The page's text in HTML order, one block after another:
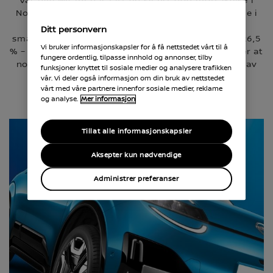
Norge siden lanseringen i slutten av 2025. Allerede i
2026 er MICRA den mestselgende elbilen i
småbilsegmentet, med en markedsandel på hele 26,5
% – klart foran neste konkurrent. Tall fra OFV* viser at
norske elbilkunder setter pris på kombinasjonen av
moderne design, effektiv elektrisk drivlinje og
praktiske løsninger.
Ditt personvern
Vi bruker informasjonskapsler for å få nettstedet vårt til å
fungere ordentlig, tilpasse innhold og annonser, tilby
funksjoner knyttet til sosiale medier og analysere trafikken
vår. Vi deler også informasjon om din bruk av nettstedet
vårt med våre partnere innenfor sosiale medier, reklame
og analyse. Mer informasjon
Administrer preferanser
Aksepter kun nødvendige
Tillat alle informasjonskapsler